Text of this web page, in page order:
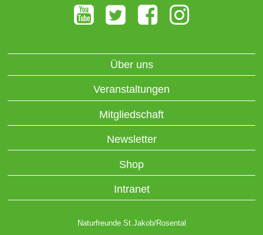
Über uns
Veranstaltungen
Mitgliedschaft
Newsletter
Shop
Intranet
Naturfreunde St.Jakob/Rosental